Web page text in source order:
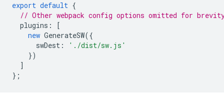
export default {
// Other webpack config options omitted for
plugins :
[
new GenerateSW({
swDest :
'./dist/sw.js'
})
]
};